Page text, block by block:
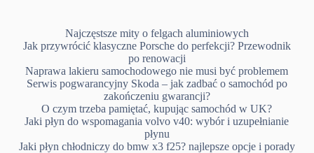
Najczęstsze mity o felgach aluminiowych
Jak przywrócić klasyczne Porsche do perfekcji? Przewodnik
po renowacji
Naprawa lakieru samochodowego nie musi być problemem
Serwis pogwarancyjny Skoda – jak zadbać o samochód po
zakończeniu gwarancji?
O czym trzeba pamiętać, kupując samochód w UK?
Jaki płyn do wspomagania volvo v40: wybór i uzupełnianie
płynu
Jaki płyn chłodniczy do bmw x3 f25? najlepsze opcje i porady